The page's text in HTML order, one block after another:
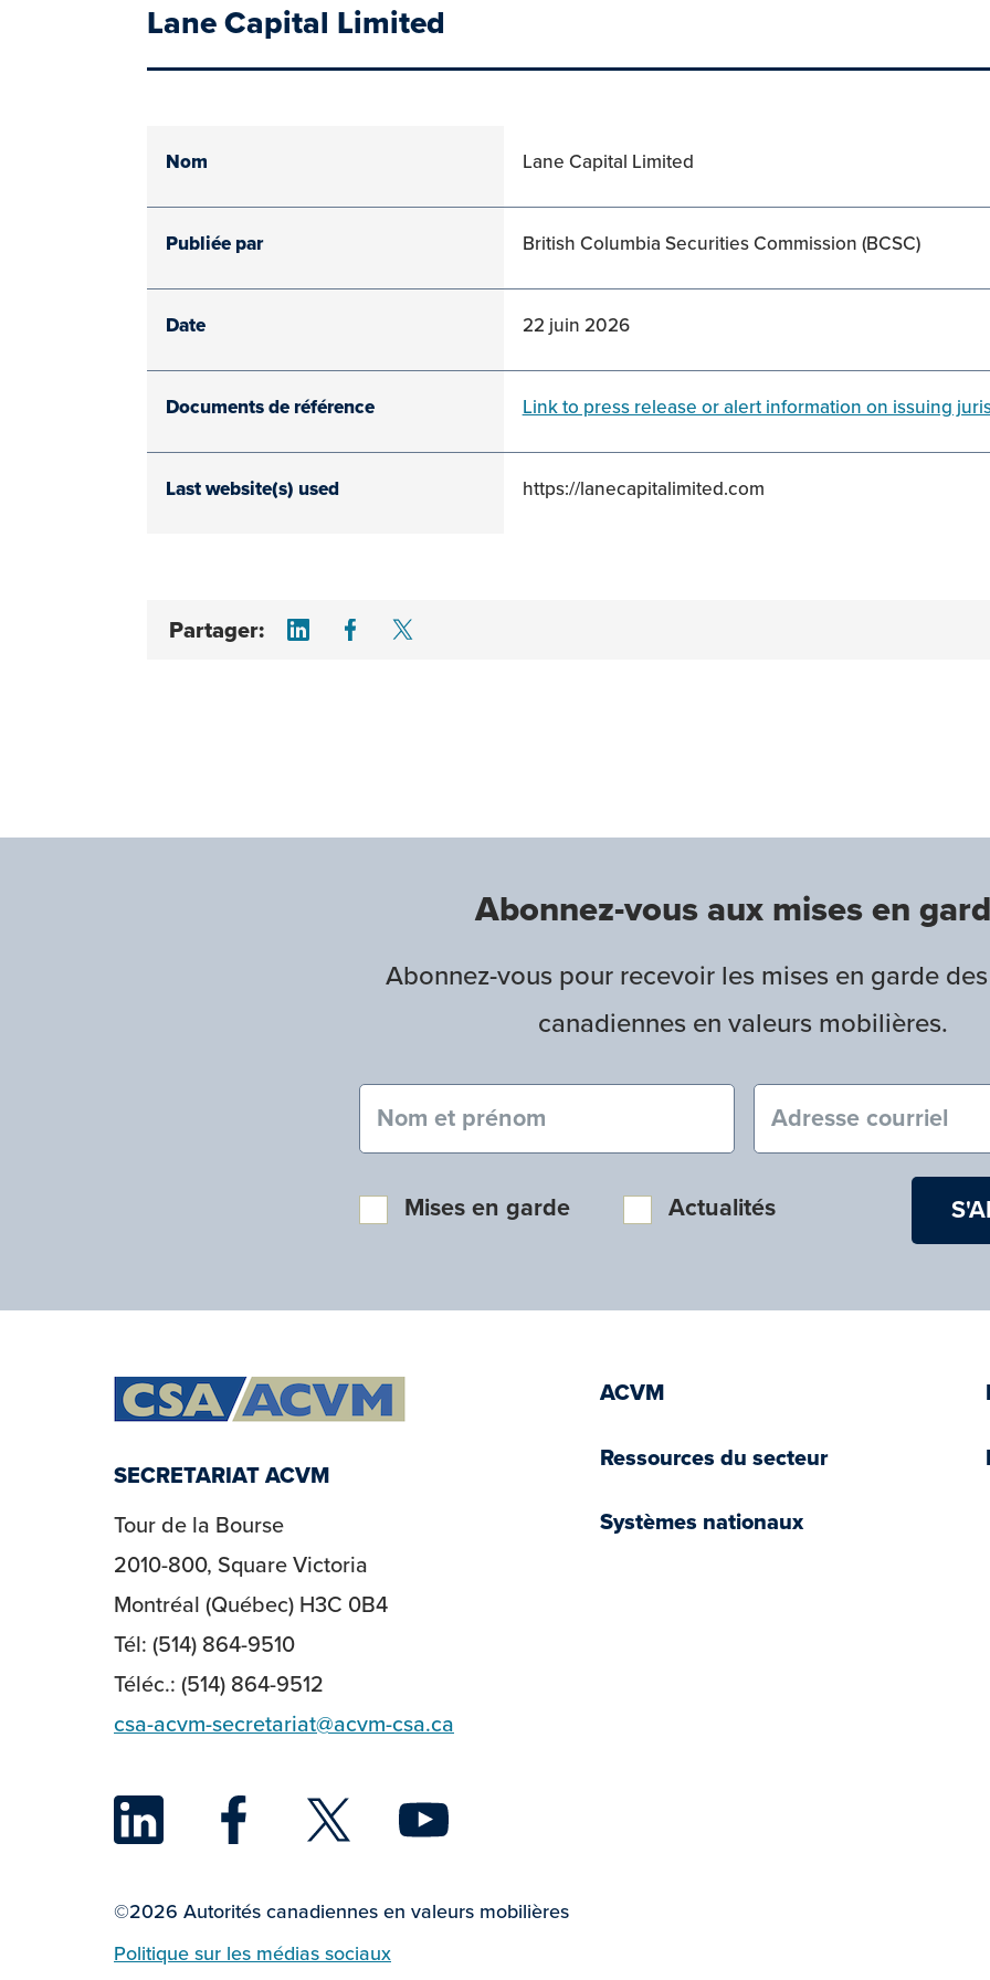
Lane Capital Limited
Nom Lane Capital Limited
Publiée par British Columbia Securities Commission (BCSC)
Date 22 juin 2026
Documents de référence Link to press release or alert information on issuing
Last website(s) used https://lanecapitalimited.com
Partager: Share on LinkedIn
Share on Facebook
Abonnez-vous aux mises en
Abonnez-vous pour recevoir les mises en garde
canadiennes en valeurs mobilières.
Nom et prénom (obligatoire) Courriel (obligatoire)
Mises en garde Actualités
SECRETARIAT ACVM
Tour de la Bourse
2010-800, Square Victoria
Montréal (Québec) H3C 0B4
Tél: (514) 864-9510
Téléc.: (514) 864-9512
csa-acvm-secretariat@acvm-csa.ca
LinkedIn
Facebook
Twitter
©2026 Autorités canadiennes en valeurs mobilières
Politique sur les médias sociaux
ACVM
Ressources du secteur
Systèmes nationaux